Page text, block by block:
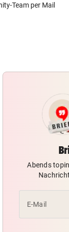
Team per Mail
Abends
E-Mail